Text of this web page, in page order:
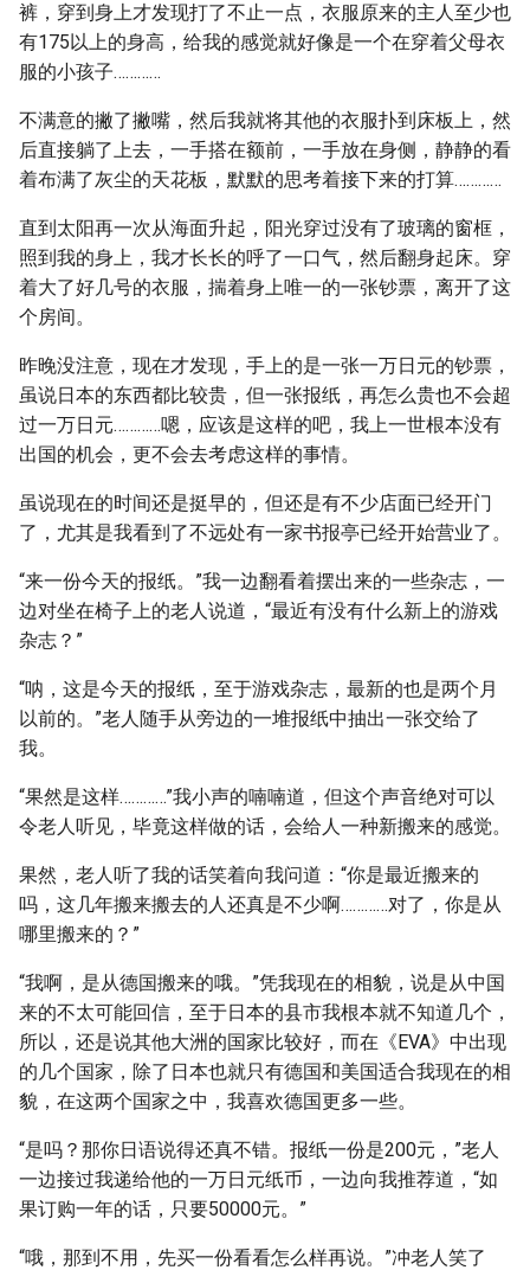
裤，穿到身上才发现打了不止一点，衣服原来的主人至少也
有175以上的身高，给我的感觉就好像是一个在穿着父母衣
服的小孩子…………
不满意的撇了撇嘴，然后我就将其他的衣服扑到床板上，然
后直接躺了上去，一手搭在额前，一手放在身侧，静静的看
着布满了灰尘的天花板，默默的思考着接下来的打算…………
直到太阳再一次从海面升起，阳光穿过没有了玻璃的窗框，
照到我的身上，我才长长的呼了一口气，然后翻身起床。穿
着大了好几号的衣服，揣着身上唯一的一张钞票，离开了这
个房间。
昨晚没注意，现在才发现，手上的是一张一万日元的钞票，
虽说日本的东西都比较贵，但一张报纸，再怎么贵也不会超
过一万日元…………嗯，应该是这样的吧，我上一世根本没有
出国的机会，更不会去考虑这样的事情。
虽说现在的时间还是挺早的，但还是有不少店面已经开门
了，尤其是我看到了不远处有一家书报亭已经开始营业了。
“来一份今天的报纸。”我一边翻看着摆出来的一些杂志，一
边对坐在椅子上的老人说道，“最近有没有什么新上的游戏
杂志？”
“呐，这是今天的报纸，至于游戏杂志，最新的也是两个月
以前的。”老人随手从旁边的一堆报纸中抽出一张交给了
我。
“果然是这样…………”我小声的喃喃道，但这个声音绝对可以
令老人听见，毕竟这样做的话，会给人一种新搬来的感觉。
果然，老人听了我的话笑着向我问道：“你是最近搬来的
吗，这几年搬来搬去的人还真是不少啊…………对了，你是从
哪里搬来的？”
“我啊，是从德国搬来的哦。”凭我现在的相貌，说是从中国
来的不太可能回信，至于日本的县市我根本就不知道几个，
所以，还是说其他大洲的国家比较好，而在《EVA》中出现
的几个国家，除了日本也就只有德国和美国适合我现在的相
貌，在这两个国家之中，我喜欢德国更多一些。
“是吗？那你日语说得还真不错。报纸一份是200元，”老人
一边接过我递给他的一万日元纸币，一边向我推荐道，“如
果订购一年的话，只要50000元。”
“哦，那到不用，先买一份看看怎么样再说。”冲老人笑了